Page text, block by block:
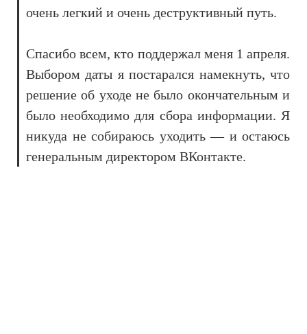
очень легкий и очень деструктивный путь.
Спасибо всем, кто поддержал меня 1 апреля.
Выбором даты я постарался намекнуть, что
решение об уходе не было окончательным и
было необходимо для сбора информации. Я
никуда не собираюсь уходить — и остаюсь
генеральным директором ВКонтакте.